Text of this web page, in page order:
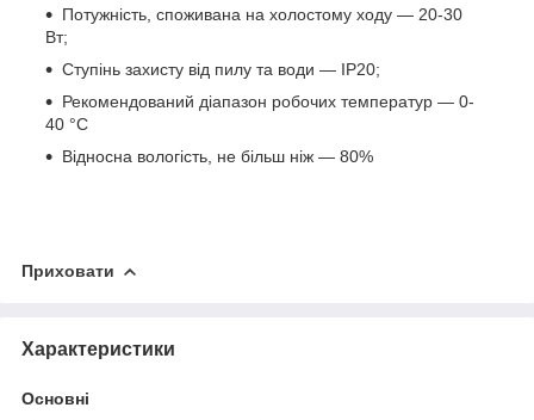
Потужність, споживана на холостому ходу — 20-30
Вт;
Ступінь захисту від пилу та води — IP20;
Рекомендований діапазон робочих температур — 0-
40 °C
Відносна вологість, не більш ніж — 80%
Приховати
Характеристики
Основні